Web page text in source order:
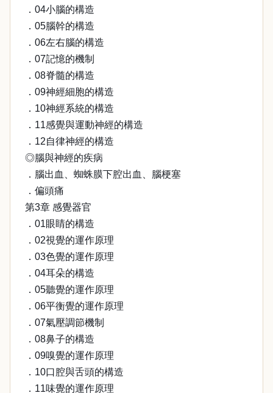
．04小腦的構造
．05腦幹的構造
．06左右腦的構造
．07記憶的機制
．08脊髓的構造
．09神經細胞的構造
．10神經系統的構造
．11感覺與運動神經的構造
．12自律神經的構造
◎腦與神經的疾病
．腦出血、蜘蛛膜下腔出血、腦梗塞
．偏頭痛
第3章 感覺器官
．01眼睛的構造
．02視覺的運作原理
．03色覺的運作原理
．04耳朵的構造
．05聽覺的運作原理
．06平衡覺的運作原理
．07氣壓調節機制
．08鼻子的構造
．09嗅覺的運作原理
．10口腔與舌頭的構造
．11味覺的運作原理